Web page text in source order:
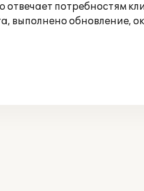
потребностям
выполнено обновление,